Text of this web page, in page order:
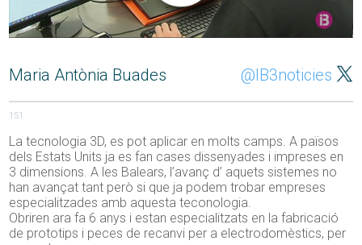
Maria Antònia Buades @IB3noticies
151
La tecnologia 3D, es pot aplicar en molts camps. A països
dels Estats Units ja es fan cases dissenyades i impreses en
3 dimensions. A les Balears, l’avanç d’ aquets sistemes no
han avançat tant però si que ja podem trobar empreses
especialitzades amb aquesta teconologia.
Obriren ara fa 6 anys i estan especialitzats en la fabricació
de prototips i peces de recanvi per a electrodomèstics, per